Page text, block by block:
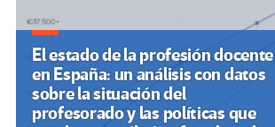
El estado de la profesión docente
en España: un análisis con datos
sobre la situación del
profesorado y las políticas que